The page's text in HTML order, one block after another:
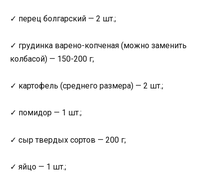
✓ перец болгарский — 2 шт.;
✓ грудинка варено-копченая (можно заменить
колбасой) — 150-200 г;
✓ картофель (среднего размера) — 2 шт.;
✓ помидор — 1 шт.;
✓ сыр твердых сортов — 200 г;
✓ яйцо — 1 шт.;